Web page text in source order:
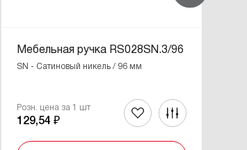
Мебельная ручка RS028SN.3/96
SN - Cатиновый никель / 96 мм
Розн. цена за 1 шт
129,54 ₽